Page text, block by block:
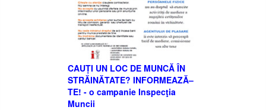
CAUȚI UN LOC DE MUNCĂ ÎN
STRĂINĂTATE? INFORMEAZĂ–
TE! - o campanie Inspecţia
Muncii